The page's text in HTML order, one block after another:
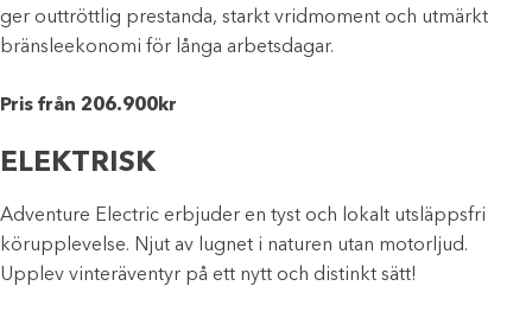
ger outtröttlig prestanda, starkt vridmoment och utmärkt
bränsleekonomi för långa arbetsdagar.
Pris från 206.900kr
ELEKTRISK
Adventure Electric erbjuder en tyst och lokalt utsläppsfri
körupplevelse. Njut av lugnet i naturen utan motorljud.
Upplev vinteräventyr på ett nytt och distinkt sätt!